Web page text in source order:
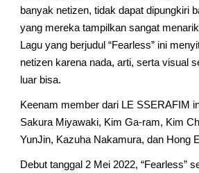
banyak netizen, tidak dapat dipungkiri
yang mereka tampilkan sangat
Lagu yang berjudul “Fearless” ini
netizen karena nada, arti, serta visual
luar bisa.
Keenam member dari LE SSERAFIM
Sakura Miyawaki, Kim Ga-ram, Kim
YunJin, Kazuha Nakamura, dan Hong
Debut tanggal 2 Mei 2022, “Fearless”